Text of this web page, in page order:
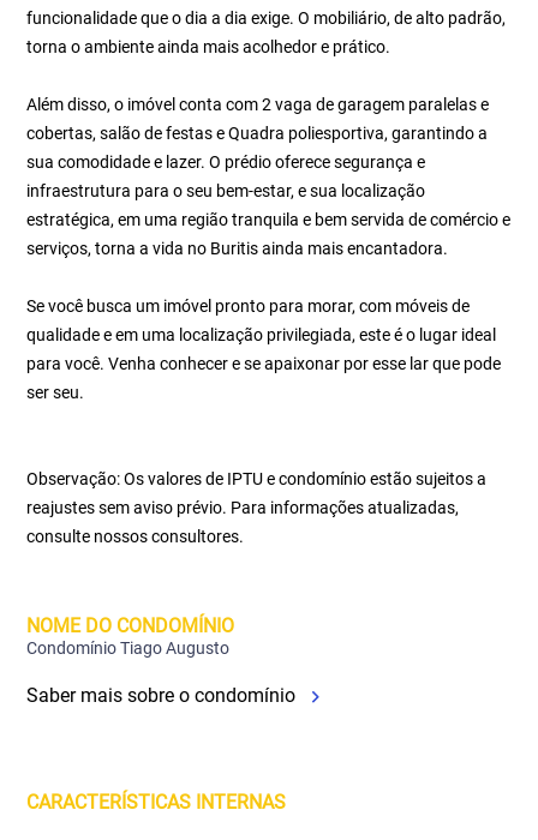
funcionalidade que o dia a dia exige. O mobiliário, de alto padrão,
torna o ambiente ainda mais acolhedor e prático.
Além disso, o imóvel conta com 2 vaga de garagem paralelas e
cobertas, salão de festas e Quadra poliesportiva, garantindo a
sua comodidade e lazer. O prédio oferece segurança e
infraestrutura para o seu bem-estar, e sua localização
estratégica, em uma região tranquila e bem servida de comércio e
serviços, torna a vida no Buritis ainda mais encantadora.
Se você busca um imóvel pronto para morar, com móveis de
qualidade e em uma localização privilegiada, este é o lugar ideal
para você. Venha conhecer e se apaixonar por esse lar que pode
ser seu.
Observação: Os valores de IPTU e condomínio estão sujeitos a
reajustes sem aviso prévio. Para informações atualizadas,
consulte nossos consultores.
NOME DO CONDOMÍNIO
Condomínio Tiago Augusto
Saber mais sobre o condomínio
CARACTERÍSTICAS INTERNAS